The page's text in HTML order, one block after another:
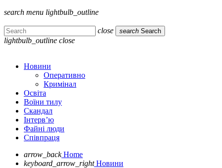
search menu lightbulb_outline
close search Search
lightbulb_outline close
Новини
Оперативно
Кримінал
Освіта
Воїни тилу
Скандал
Інтерв’ю
Файні люди
Співпраця
arrow_back Home
keyboard_arrow_right Новини